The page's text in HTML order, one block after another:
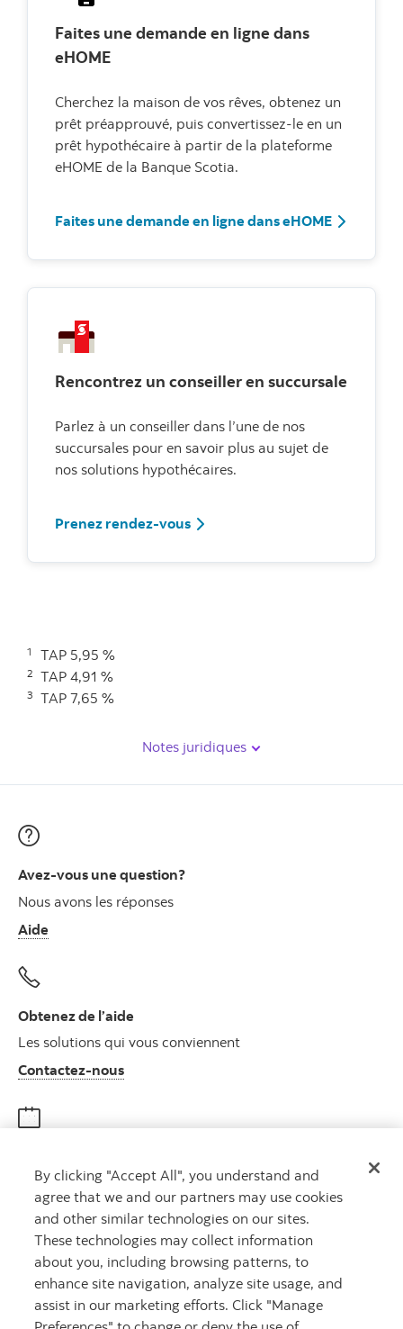
Faites une demande en ligne dans
eHOME
Cherchez la maison de vos rêves, obtenez un
prêt préapprouvé, puis convertissez-le en un
prêt hypothécaire à partir de la plateforme
eHOME de la Banque Scotia.
Faites une demande en ligne dans eHOMEFaites une
Rencontrez un conseiller en succursale
Parlez à un conseiller dans l’une de nos
succursales pour en savoir plus au sujet de
nos solutions hypothécaires.
Prenez rendez-vous
1 TAP 5,95 %
2 TAP 4,91 %
3 TAP 7,65 %
Notes juridiques
Avez-vous une question?
Nous avons les réponses
Aide
Obtenez de l’aide
Les solutions qui vous conviennent
Contactez-nousAutres numéros, contactez-nous par
Rencontrez un conseiller
Prenez rendez-vous
By clicking "Accept All", you understand and
agree that we and our partners may use cookies
and other similar technologies on our sites.
These technologies may collect information
about you, including browsing patterns, to
enhance site navigation, analyze site usage, and
assist in our marketing efforts. Click "Manage